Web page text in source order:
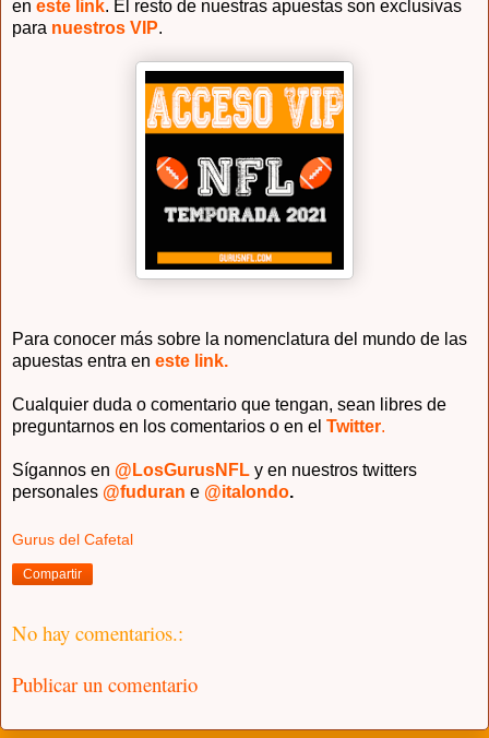
en este link. El resto de nuestras apuestas son exclusivas
para nuestros VIP.
Para conocer más sobre la nomenclatura del mundo de las
apuestas entra en este link.
Cualquier duda o comentario que tengan, sean libres de
preguntarnos en los comentarios o en el Twitter.
Sígannos en @LosGurusNFL y en nuestros twitters
personales @fuduran e @italondo.
Gurus del Cafetal
Compartir
No hay comentarios.:
Publicar un comentario